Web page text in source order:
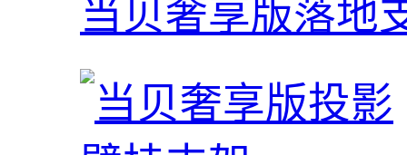
当贝奢享版落地